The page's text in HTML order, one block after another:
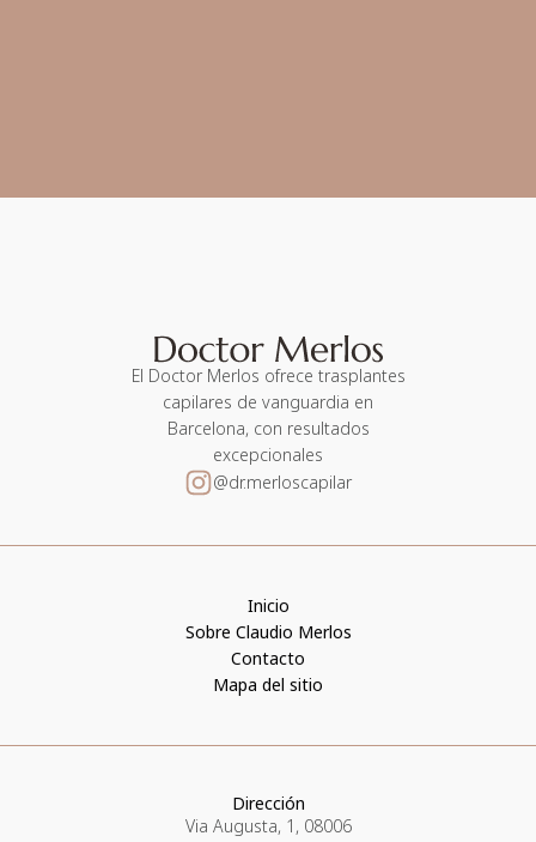
El Doctor Merlos ofrece trasplantes
capilares de vanguardia en
Barcelona, con resultados
excepcionales
@dr.merloscapilar
Inicio
Sobre Claudio Merlos
Contacto
Mapa del sitio
Dirección
Via Augusta, 1, 08006